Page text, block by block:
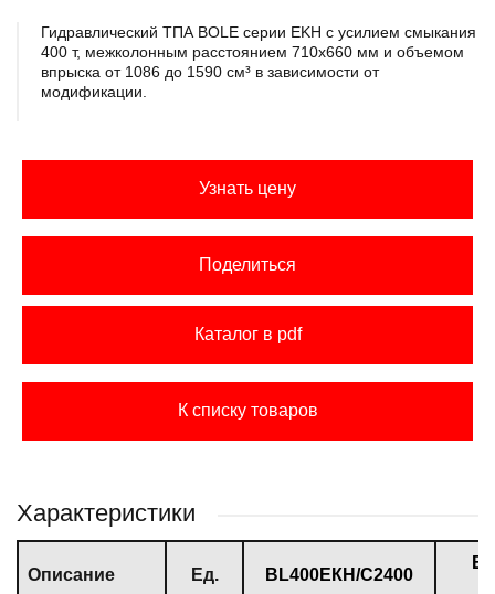
Гидравлический ТПА BOLE серии EKH с усилием смыкания
400 т, межколонным расстоянием 710х660 мм и объемом
впрыска от 1086 до 1590 см³ в зависимости от
модификации.
Узнать цену
Поделиться
Каталог в pdf
К списку товаров
Характеристики
Описание Ед. ВL400ЕКН/С2400